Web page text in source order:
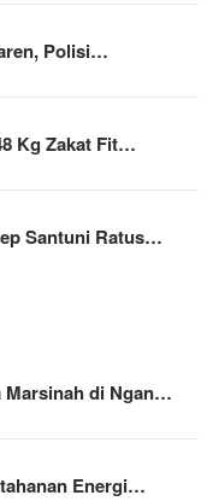
Polisi…
Kg Zakat Fit…
Santuni Ratus…
Marsinah di Ngan…
Energi…